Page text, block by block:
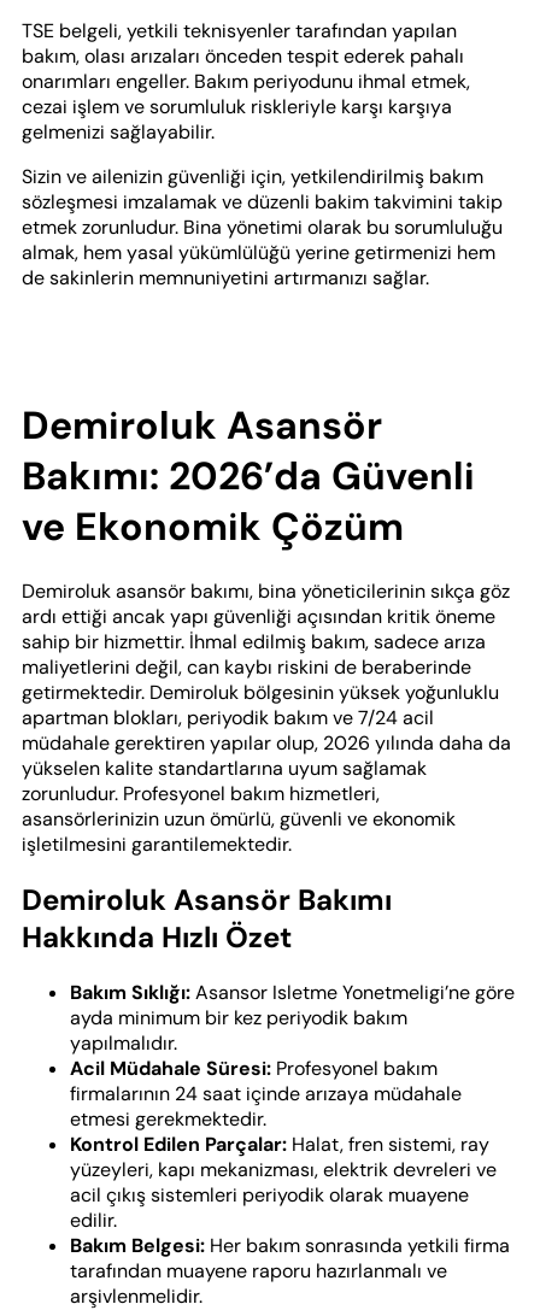
TSE belgeli, yetkili teknisyenler tarafından yapılan
bakım, olası arızaları önceden tespit ederek pahalı
onarımları engeller. Bakım periyodunu ihmal etmek,
cezai işlem ve sorumluluk riskleriyle karşı karşıya
gelmenizi sağlayabilir.
Sizin ve ailenizin güvenliği için, yetkilendirilmiş bakım
sözleşmesi imzalamak ve düzenli bakim takvimini takip
etmek zorunludur. Bina yönetimi olarak bu sorumluluğu
almak, hem yasal yükümlülüğü yerine getirmenizi hem
de sakinlerin memnuniyetini artırmanızı sağlar.
Demiroluk Asansör
Bakımı: 2026’da Güvenli
ve Ekonomik Çözüm
Demiroluk asansör bakımı, bina yöneticilerinin sıkça göz
ardı ettiği ancak yapı güvenliği açısından kritik öneme
sahip bir hizmettir. İhmal edilmiş bakım, sadece arıza
maliyetlerini değil, can kaybı riskini de beraberinde
getirmektedir. Demiroluk bölgesinin yüksek yoğunluklu
apartman blokları, periyodik bakım ve 7/24 acil
müdahale gerektiren yapılar olup, 2026 yılında daha da
yükselen kalite standartlarına uyum sağlamak
zorunludur. Profesyonel bakım hizmetleri,
asansörlerinizin uzun ömürlü, güvenli ve ekonomik
işletilmesini garantilemektedir.
Demiroluk Asansör Bakımı
Hakkında Hızlı Özet
Bakım Sıklığı:Asansor Isletme Yonetmeligi’ne göre
ayda minimum bir kez periyodik bakım
yapılmalıdır.
Acil Müdahale Süresi: Profesyonel bakım
firmalarının 24 saat içinde arızaya müdahale
etmesi gerekmektedir.
Kontrol Edilen Parçalar: Halat, fren sistemi, ray
yüzeyleri, kapı mekanizması, elektrik devreleri ve
acil çıkış sistemleri periyodik olarak muayene
edilir.
Bakım Belgesi: Her bakım sonrasında yetkili firma
tarafından muayene raporu hazırlanmalı ve
arşivlenmelidir.